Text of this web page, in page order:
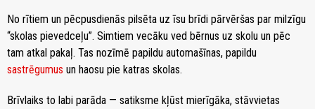
No rītiem un pēcpusdienās pilsēta uz īsu brīdi pārvēršas par milzīgu
“skolas pievedceļu”. Simtiem vecāku ved bērnus uz skolu un pēc
tam atkal pakaļ. Tas nozīmē papildu automašīnas, papildu
sastrēgumus un haosu pie katras skolas.
Brīvlaiks to labi parāda — satiksme kļūst mierīgāka, stāvvietas